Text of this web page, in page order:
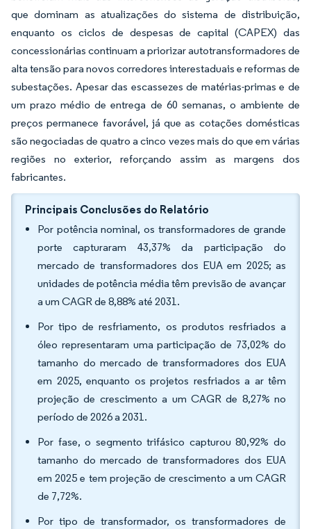
que dominam as atualizações do sistema de distribuição,
enquanto os ciclos de despesas de capital (CAPEX) das
concessionárias continuam a priorizar autotransformadores de
alta tensão para novos corredores interestaduais e reformas de
subestações. Apesar das escassezes de matérias-primas e de
um prazo médio de entrega de 60 semanas, o ambiente de
preços permanece favorável, já que as cotações domésticas
são negociadas de quatro a cinco vezes mais do que em várias
regiões no exterior, reforçando assim as margens dos
fabricantes.
Principais Conclusões do Relatório
Por potência nominal, os transformadores de grande
porte capturaram 43,37% da participação do
mercado de transformadores dos EUA em 2025; as
unidades de potência média têm previsão de avançar
a um CAGR de 8,88% até 2031.
Por tipo de resfriamento, os produtos resfriados a
óleo representaram uma participação de 73,02% do
tamanho do mercado de transformadores dos EUA
em 2025, enquanto os projetos resfriados a ar têm
projeção de crescimento a um CAGR de 8,27% no
período de 2026 a 2031.
Por fase, o segmento trifásico capturou 80,92% do
tamanho do mercado de transformadores dos EUA
em 2025 e tem projeção de crescimento a um CAGR
de 7,72%.
Por tipo de transformador, os transformadores de